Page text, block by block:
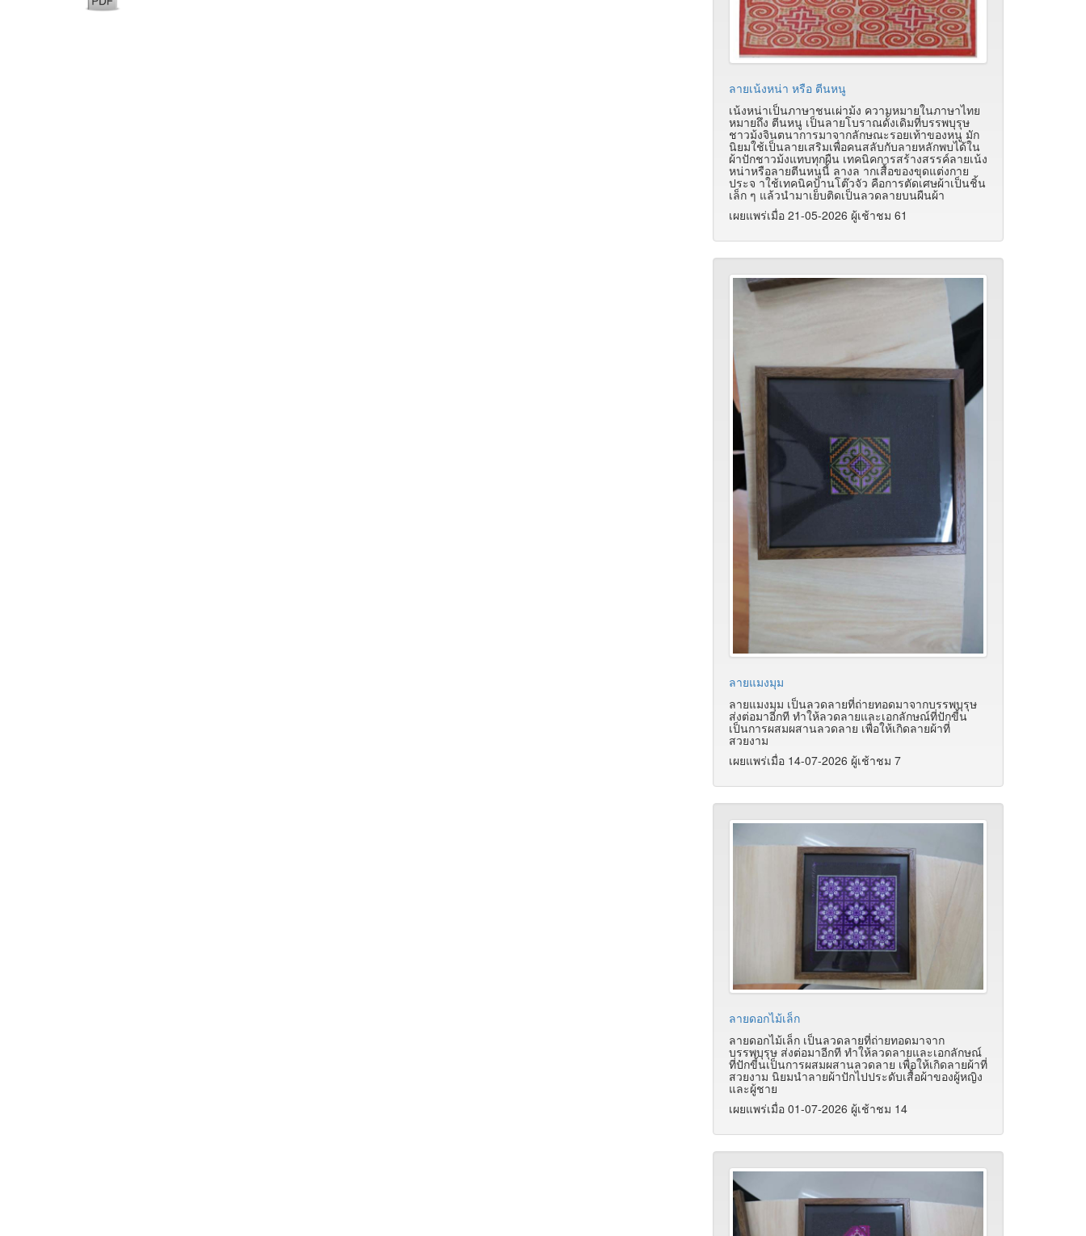
ลายเน้งหน่า หรือ ตีนหนู
เน้งหน่าเป็นภาษาชนเผ่าม้ง ความหมายในภาษาไทย
หมายถึง ตีนหนู เป็นลายโบราณดั้งเดิมที่บรรพบุรุษ
ชาวม้งจินตนาการมาจากลักษณะรอยเท้าของหนู มัก
นิยมใช้เป็นลายเสริมเพื่อคนสลับกับลายหลักพบได้ใน
ผ้าปักชาวม้งแทบทุกผืน เทคนิคการสร้างสรรค์ลายเน้ง
หน่าหรือลายตีนหนูนี้ ลางล ากเสื้อของขุดแต่งกาย
ประจ าใช้เทคนิคป้านโต๊วจัว คือการตัดเศษผ้าเป็นชิ้น
เล็ก ๆ แล้วนำมาเย็บติดเป็นลวดลายบนผืนผ้า
เผยแพร่เมื่อ 21-05-2026 ผู้เช้าชม 61
ลายแมงมุม
ลายแมงมุม เป็นลวดลายที่ถ่ายทอดมาจากบรรพบุรุษ
ส่งต่อมาอีกที ทำให้ลวดลายและเอกลักษณ์ที่ปักขี้น
เป็นการผสมผสานลวดลาย เพื่อให้เกิดลายผ้าที่
สวยงาม
เผยแพร่เมื่อ 14-07-2026 ผู้เช้าชม 7
ลายดอกไม้เล็ก
ลายดอกไม้เล็ก เป็นลวดลายที่ถ่ายทอดมาจาก
บรรพบุรุษ ส่งต่อมาอีกที ทำให้ลวดลายและเอกลักษณ์
ที่ปักขี้นเป็นการผสมผสานลวดลาย เพื่อให้เกิดลายผ้าที่
สวยงาม นิยมนำลายผ้าปักไปประดับเสื้อผ้าของผู้หญิง
และผู้ชาย
เผยแพร่เมื่อ 01-07-2026 ผู้เช้าชม 14